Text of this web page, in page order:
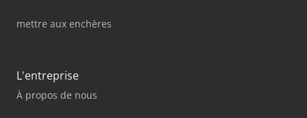
mettre aux enchères
L'entreprise
À propos de nous